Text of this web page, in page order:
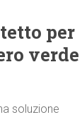
per
verde
soluzione